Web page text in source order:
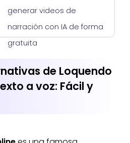
generar videos de
narración con IA de forma
gratuita
de Loquendo
a voz: Fácil y